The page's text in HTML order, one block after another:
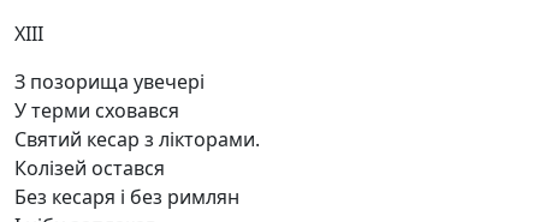
XIII
З позорища увечері
У терми сховався
Святий кесар з лікторами.
Колізей остався
Без кесаря і без римлян